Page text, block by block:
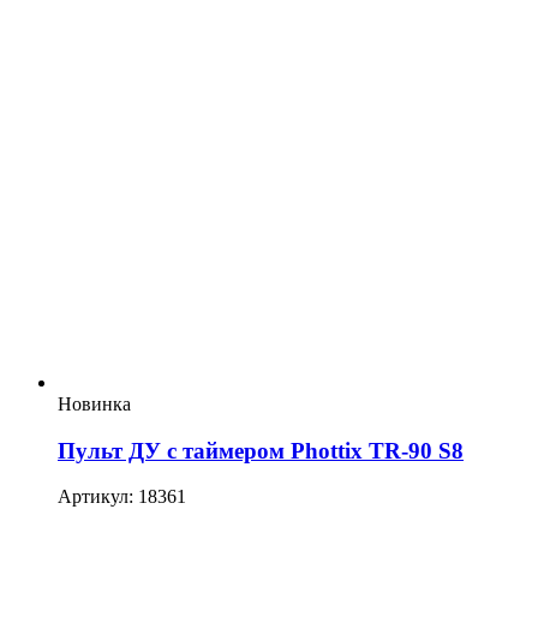
Новинка
Пульт ДУ с таймером Phottix TR-90 S8
Артикул: 18361